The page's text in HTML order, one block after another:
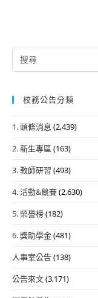
Search
for:
校務公告分類
1. 頭條消息 (2,439)
2. 新生專區 (163)
3. 教師研習 (493)
4. 活動&競賽(2,630)
5. 榮譽榜(182)
6. 獎助學金(481)
人事室公告(138)
公告來文(3,171)